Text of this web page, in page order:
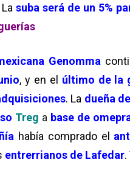
Lasuba será de un 5%
Genomma
, y en el último de la
. La dueña de
Treg a base de
había comprado el
entrerrianos de Lafedar.